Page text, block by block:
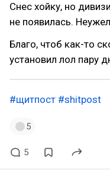
Снес хойку, но
не появилась.
Благо, чтоб как-то
установил лол пару
#щитпост #shitpost
5
5